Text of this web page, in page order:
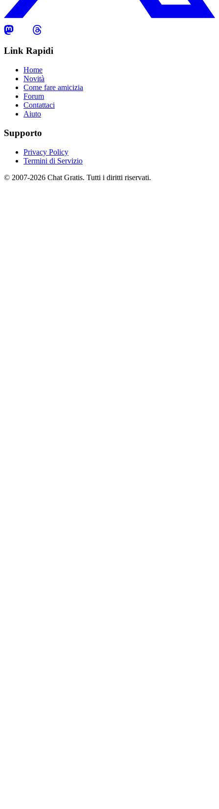
Link Rapidi
Home
Novità
Come fare amicizia
Forum
Contattaci
Aiuto
Supporto
Privacy Policy
Termini di Servizio
© 2007-2026 Chat Gratis. Tutti i diritti riservati.